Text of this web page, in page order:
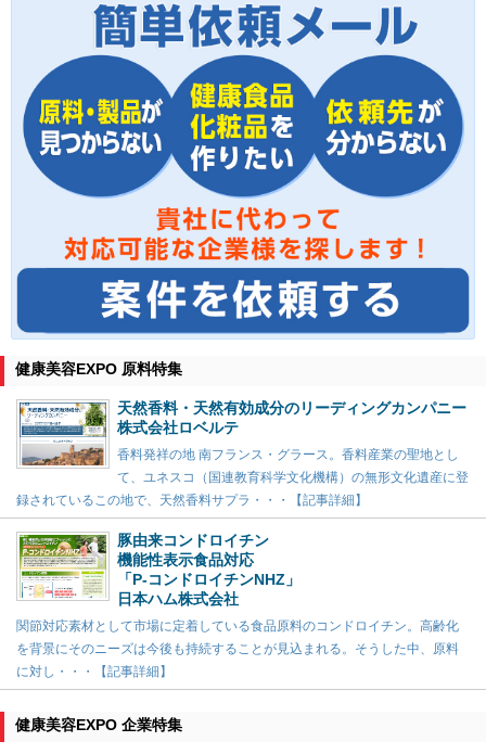
健康美容EXPO 原料特集
天然香料・天然有効成分のリーディングカンパニー
株式会社ロベルテ
香料発祥の地 南フランス・グラース。香料産業の聖地とし
て、ユネスコ（国連教育科学文化機構）の無形文化遺産に登
録されているこの地で、天然香料サプラ・・・【記事詳細】
豚由来コンドロイチン
機能性表示食品対応
「P-コンドロイチンNHZ」
日本ハム株式会社
関節対応素材として市場に定着している食品原料のコンドロイチン。高齢化
を背景にそのニーズは今後も持続することが見込まれる。そうした中、原料
に対し・・・【記事詳細】
健康美容EXPO 企業特集